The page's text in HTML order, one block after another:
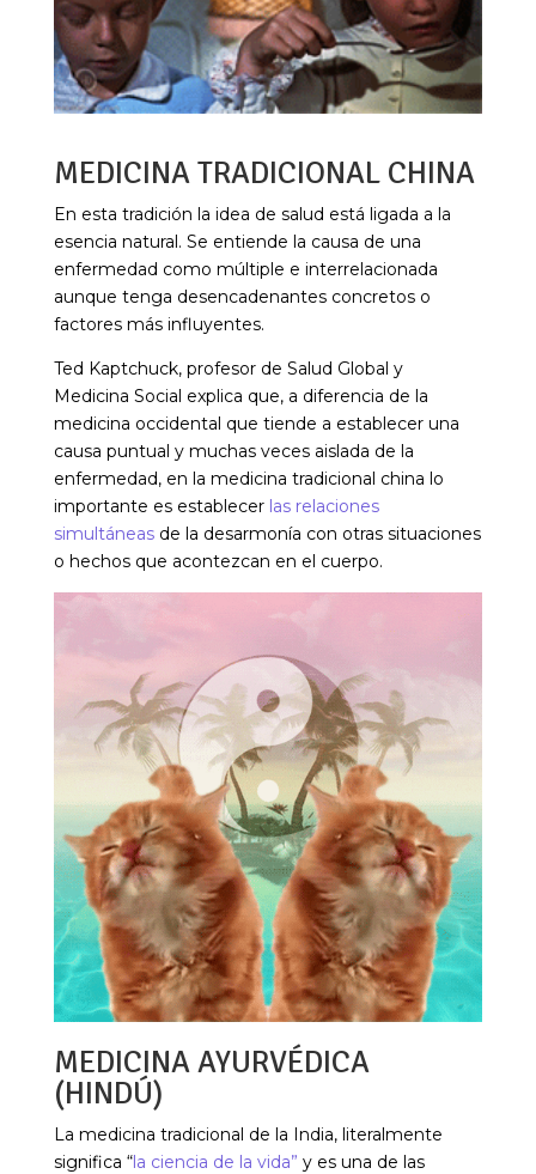
MEDICINA TRADICIONAL CHINA
En esta tradición la idea de salud está ligada a la
esencia natural. Se entiende la causa de una
enfermedad como múltiple e interrelacionada
aunque tenga desencadenantes concretos o
factores más influyentes.
Ted Kaptchuck, profesor de Salud Global y
Medicina Social explica que, a diferencia de la
medicina occidental que tiende a establecer una
causa puntual y muchas veces aislada de la
enfermedad, en la medicina tradicional china lo
importante es establecerlas relaciones
simultáneas de la desarmonía con otras situaciones
o hechos que acontezcan en el cuerpo.
MEDICINA AYURVÉDICA
(HINDÚ)
La medicina tradicional de la India, literalmente
significa “la ciencia de la vida” y es una de las